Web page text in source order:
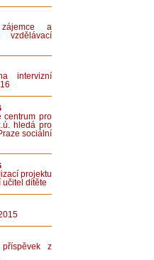
a
intervizní
centrum pro
hledá pro
sociální
projektu
učitel dítěte
z